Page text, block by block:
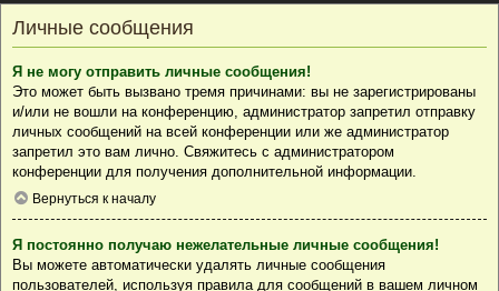
Личные сообщения
Я не могу отправить личные сообщения!
Это может быть вызвано тремя причинами: вы не зарегистрированы
и/или не вошли на конференцию, администратор запретил отправку
личных сообщений на всей конференции или же администратор
запретил это вам лично. Свяжитесь с администратором
конференции для получения дополнительной информации.
Вернуться к началу
Я постоянно получаю нежелательные личные сообщения!
Вы можете автоматически удалять личные сообщения
пользователей, используя правила для сообщений в вашем личном